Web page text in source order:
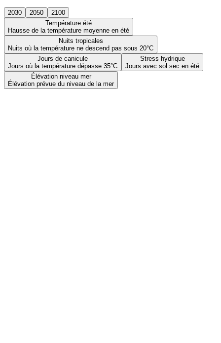
2030 2050
2100
Température été
Hausse de la température moyenne en été
Nuits tropicales
Nuits où la température ne descend pas sous 20°C
Jours de canicule
Jours où la température dépasse 35°C
Stress hydrique
Jours avec sol sec en été
Élévation niveau mer
Élévation prévue du niveau de la mer